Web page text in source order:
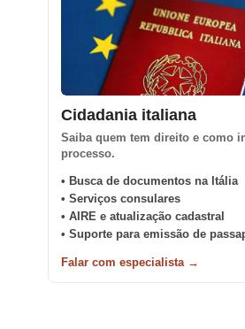
Cidadania italiana
Saiba quem tem direito e como
processo.
• Busca de documentos na Itália
• Serviços consulares
• AIRE e atualização cadastral
• Suporte para emissão de
Falar com especialista →